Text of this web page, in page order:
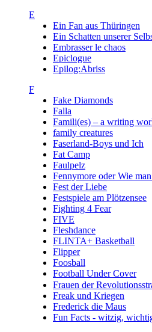
E
Ein Fan aus Thüringen
Ein Schatten unserer
Embrasser le chaos
Epiclogue
Epilog:Abriss
F
Fake Diamonds
Falla
Famili(es) – a writing
family creatures
Faserland-Boys und Ich
Fat Camp
Faulpelz
Fennymore oder Wie
Fest der Liebe
Festspiele am Plötzensee
Fighting 4 Fear
FIVE
Fleshdance
FLINTA+ Basketball
Flipper
Foosball
Football Under Cover
Freak und Kriegen
Frederick die Maus
Fun Facts - witzig,